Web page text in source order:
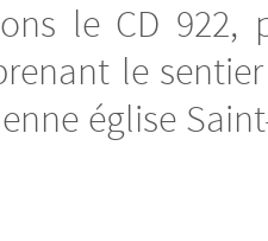
le CD
le
église